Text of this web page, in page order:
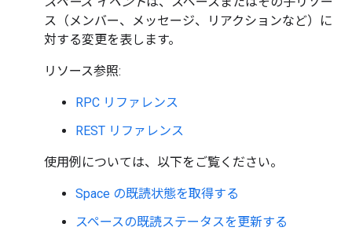
ス（メンバー、メッセージ、リアクションなど）に
対する変更を表します。
リソース参照:
RPC リファレンス
REST リファレンス
使用例については、以下をご覧ください。
Space の既読状態を取得する
スペースの既読ステータスを更新する